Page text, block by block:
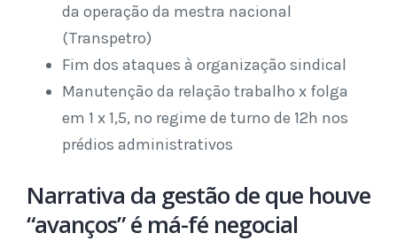
da operação da mestra nacional
(Transpetro)
Fim dos ataques à organização sindical
Manutenção da relação trabalho x folga
em 1 x 1,5, no regime de turno de 12h nos
prédios administrativos
Narrativa da gestão de que houve
“avanços” é má-fé negocial